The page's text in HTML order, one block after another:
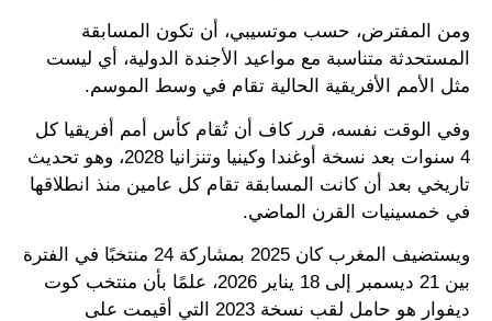
ومن المفترض، حسب موتسيبي، أن تكون المسابقة
المستحدثة متناسبة مع مواعيد الأجندة الدولية، أي ليست
مثل الأمم الأفريقية الحالية تقام في وسط الموسم.
وفي الوقت نفسه، قرر كاف أن تُقام كأس أمم أفريقيا كل
4 سنوات بعد نسخة أوغندا وكينيا وتنزانيا 2028، وهو تحديث
تاريخي بعد أن كانت المسابقة تقام كل عامين منذ انطلاقها
في خمسينيات القرن الماضي.
ويستضيف المغرب كان 2025 بمشاركة 24 منتخبًا في الفترة
بين 21 ديسمبر إلى 18 يناير 2026، علمًا بأن منتخب كوت
ديفوار هو حامل لقب نسخة 2023 التي أقيمت على